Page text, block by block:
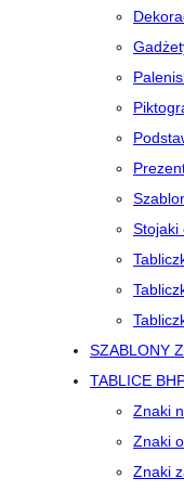
Stojaki
SZABLONY
TABLICE
Znaki
Znaki
Znaki